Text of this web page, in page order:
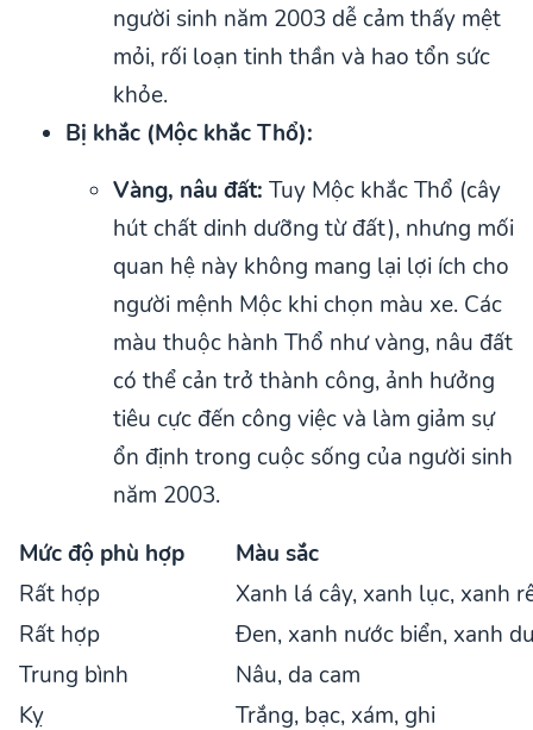
người sinh năm 2003 dễ cảm thấy mệt
mỏi, rối loạn tinh thần và hao tổn sức
khỏe.
Bị khắc (Mộc khắc Thổ):
Vàng, nâu đất: Tuy Mộc khắc Thổ (cây
hút chất dinh dưỡng từ đất), nhưng mối
quan hệ này không mang lại lợi ích cho
người mệnh Mộc khi chọn màu xe. Các
màu thuộc hành Thổ như vàng, nâu đất
có thể cản trở thành công, ảnh hưởng
tiêu cực đến công việc và làm giảm sự
ổn định trong cuộc sống của người sinh
năm 2003.
Mức độ phù hợp
Màu sắc
Rất hợp
Xanh lá cây, xanh lục, xanh
Rất hợp
Đen, xanh nước biển, xanh
Trung bình
Nâu, da cam
Kỵ
Trắng, bạc, xám, ghi